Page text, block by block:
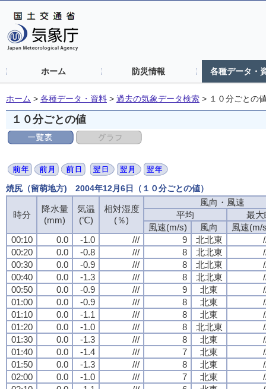
ホーム 防災情報 各種データ・
ホーム > 各種データ・資料 > 過去の気象データ検索 > １０分ごとの
１０分ごとの値
焼尻（留萌地方) 2004年12月6日（１０分ごとの値）
時分
降水量
(mm)
気温
(℃)
相対湿度
(％)
風向・風速
平均
最大
風速(m/s)
風向
風速(m/
00:10
0.0 -1.0 /// 9 北北東
00:20
0.0 -0.8 /// 8 北北東
00:30
0.0 -0.9 /// 8 北北東
00:40
0.0 -1.3 /// 8 北北東
00:50
0.0 -0.9 /// 9 北東
01:00
0.0 -0.9 /// 8 北東
01:10
0.0 -1.1 /// 8 北東
01:20
0.0 -1.0 /// 8 北北東
01:30
0.0 -1.3 /// 8 北東
01:40
0.0 -1.4 /// 7 北東
01:50
0.0 -1.3 /// 8 北東
02:00
0.0 -1.0 /// 7 北東